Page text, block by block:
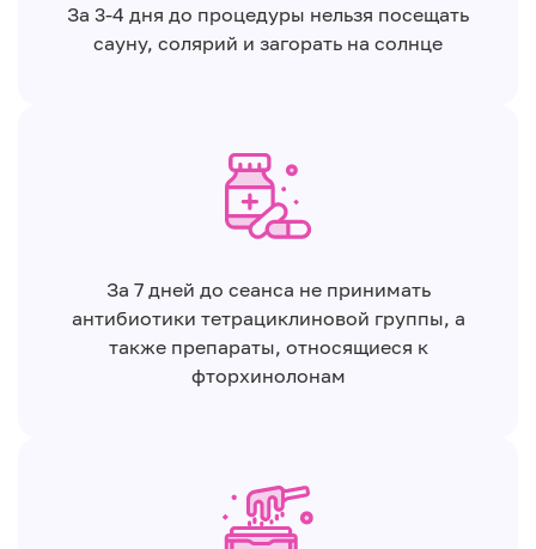
За 3-4 дня до процедуры нельзя посещать
сауну, солярий и загорать на солнце
За 7 дней до сеанса не принимать
антибиотики тетрациклиновой группы, а
также препараты, относящиеся к
фторхинолонам